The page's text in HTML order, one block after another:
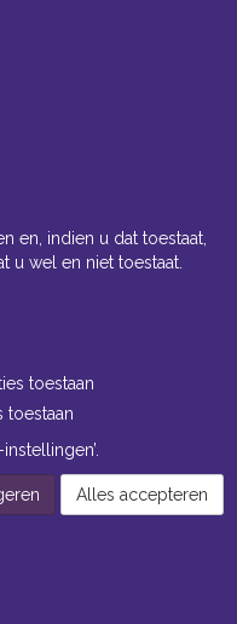
en, indien u dat toestaat,
u wel en niet toestaat.
toestaan
toestaan
Alles accepteren